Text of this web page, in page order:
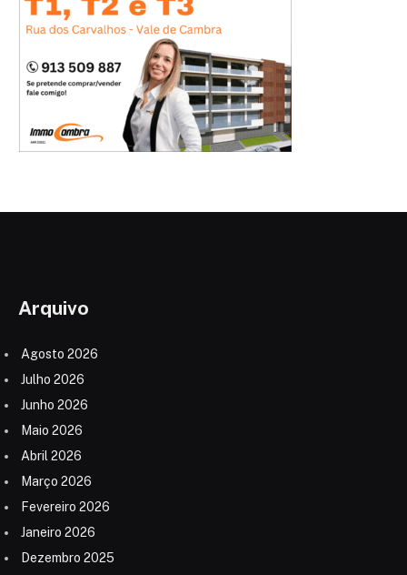
Arquivo
Agosto 2026
Julho 2026
Junho 2026
Maio 2026
Abril 2026
Março 2026
Fevereiro 2026
Janeiro 2026
Dezembro 2025